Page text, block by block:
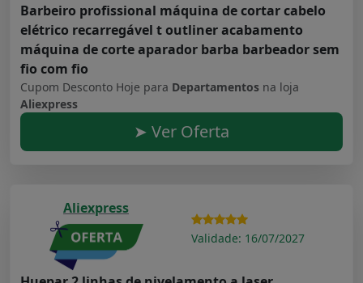
Barbeiro profissional máquina de cortar cabelo
elétrico recarregável t outliner acabamento
máquina de corte aparador barba barbeador sem
fio com fio
Cupom Desconto Hoje para Departamentos na loja
Aliexpress
➤ Ver Oferta
Aliexpress
Validade: 16/07/2027